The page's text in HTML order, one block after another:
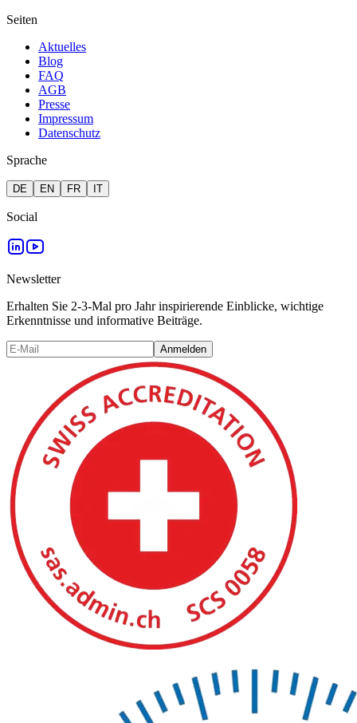
Seiten
Aktuelles
Blog
FAQ
AGB
Presse
Impressum
Datenschutz
Sprache
DE EN FR IT
Social
Newsletter
Erhalten Sie 2-3-Mal pro Jahr inspirierende Einblicke, wichtige
Erkenntnisse und informative Beiträge.
Anmelden